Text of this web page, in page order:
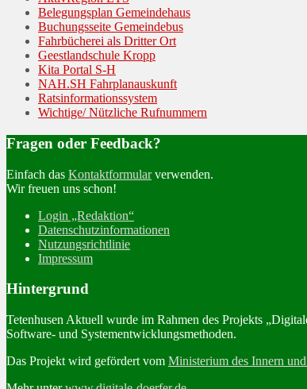
Belegungsplan Gemeindehaus
Buchungsseite Gemeindebus
Fahrbücherei als Dritter Ort
Geestlandschule Kropp
Kita Portal S-H
NAH.SH Fahrplanauskunft
Ratsinformationssystem
Wichtige/ Nützliche Rufnummern
Fragen oder Feedback?
Einfach das Kontaktformularverwenden.
Wir freuen uns schon!
Login „Redaktion“
Datenschutzinformationen
Nutzungsrichtlinie
Impressum
Hintergrund
Tetenhusen Aktuell wurde im Rahmen des Projekts
Software- und Systementwicklungsmethoden.
Das Projekt wird gefördert vom Ministerium des Innern